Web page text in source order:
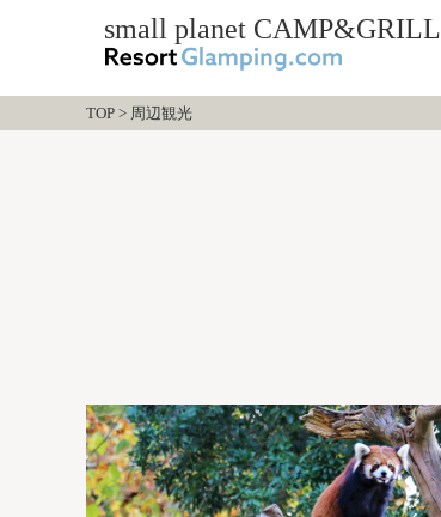
small planet CAMP&GRILL
TOP > 周辺観光